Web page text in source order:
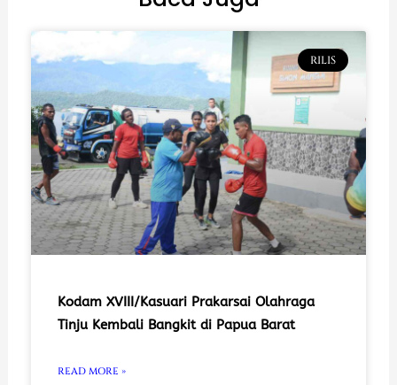
RILIS
Kodam XVIII/Kasuari Prakarsai Olahraga
Tinju Kembali Bangkit di Papua Barat
READ MORE »